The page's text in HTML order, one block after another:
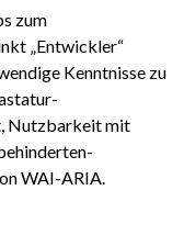
zum
„Entwickler“
Kenntnisse zu
Nutzbarkeit mit
WAI-ARIA.